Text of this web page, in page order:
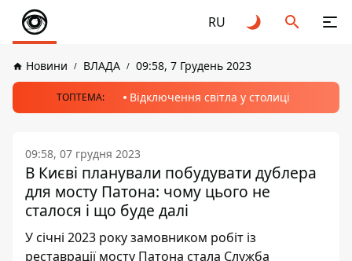
RU
Новини ВЛАДА 09:58, 7 Грудень 2023
ТОПТЕМА: Відключення світла у столиці
09:58, 07 грудня 2023
В Києві планували побудувати дублера
для мосту Патона: чому цього не
сталося і що буде далі
У січні 2023 року замовником робіт із
реставрації мосту Патона стала Служба